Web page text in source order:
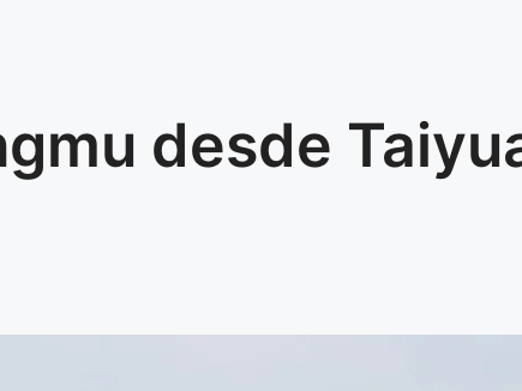
desde